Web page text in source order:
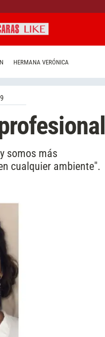
HERMANA VERÓNICA
somos más
cualquier ambiente".